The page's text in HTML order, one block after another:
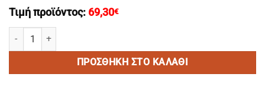
Τιμή προϊόντος: 69,30€
ADEL dark blue - Ξαπλωστρα αλουμινιου με αναδιωμενο σκελετο
ΠΡΟΣΘΉΚΗ ΣΤΟ ΚΑΛΆΘΙ